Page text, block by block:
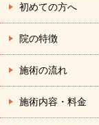
初めての方へ
院の特徴
施術の流れ
施術内容・料金